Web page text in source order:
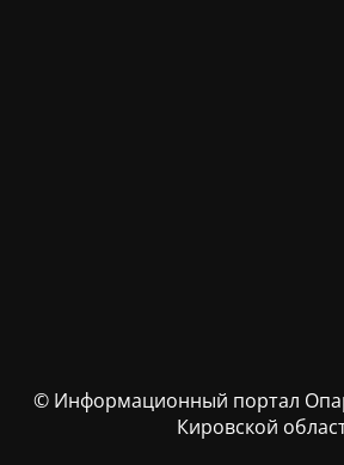
© Информационный портал
Кировской